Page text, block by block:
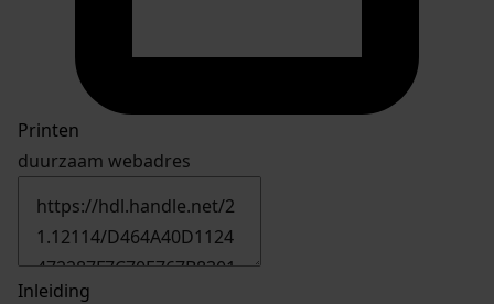
Printen
duurzaam webadres
Inleiding